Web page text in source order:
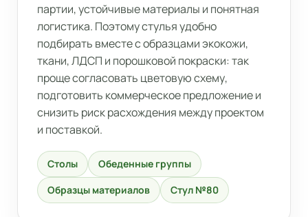
партии, устойчивые материалы и понятная
логистика. Поэтому стулья удобно
подбирать вместе с образцами экокожи,
ткани, ЛДСП и порошковой покраски: так
проще согласовать цветовую схему,
подготовить коммерческое предложение и
снизить риск расхождения между проектом
и поставкой.
Столы
Обеденные группы
Образцы материалов
Стул №80